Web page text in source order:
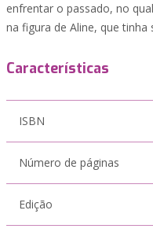
enfrentar o passado, no
na figura de Aline, que tinha
Características
ISBN
Número de páginas
Edição